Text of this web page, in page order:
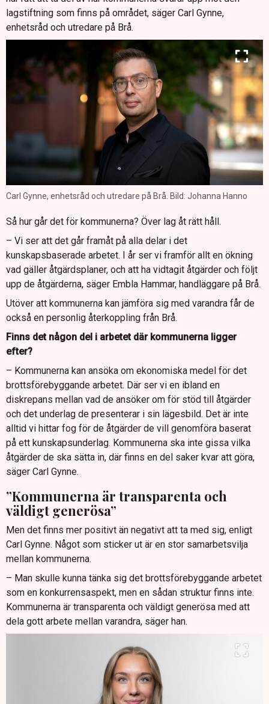
lagstiftning som finns på området, säger Carl Gynne,
enhetsråd och utredare på Brå.
Carl Gynne, enhetsråd och utredare på Brå. Bild: Johanna Hanno
Så hur går det för kommunerna? Över lag åt rätt håll.
– Vi ser att det går framåt på alla delar i det
kunskapsbaserade arbetet. I år ser vi framför allt en ökning
vad gäller åtgärdsplaner, och att ha vidtagit åtgärder och följt
upp de åtgärderna, säger Embla Hammar, handläggare på Brå.
Utöver att kommunerna kan jämföra sig med varandra får de
också en personlig återkoppling från Brå.
Finns det någon del i arbetet där kommunerna ligger
efter?
– Kommunerna kan ansöka om ekonomiska medel för det
brottsförebyggande arbetet. Där ser vi en ibland en
diskrepans mellan vad de ansöker om för stöd till åtgärder
och det underlag de presenterar i sin lägesbild. Det är inte
alltid vi hittar fog för de åtgärder de vill genomföra baserat
på ett kunskapsunderlag. Kommunerna ska inte gissa vilka
åtgärder de ska sätta in, där finns en del saker kvar att göra,
säger Carl Gynne.
”Kommunerna är transparenta och
väldigt generösa”
Men det finns mer positivt än negativt att ta med sig, enligt
Carl Gynne. Något som sticker ut är en stor samarbetsvilja
mellan kommunerna.
– Man skulle kunna tänka sig det brottsförebyggande arbetet
som en konkurrensaspekt, men en sådan struktur finns inte.
Kommunerna är transparenta och väldigt generösa med att
dela gott arbete mellan varandra, säger han.